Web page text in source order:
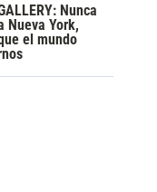
Nunca
Nueva York,
el mundo